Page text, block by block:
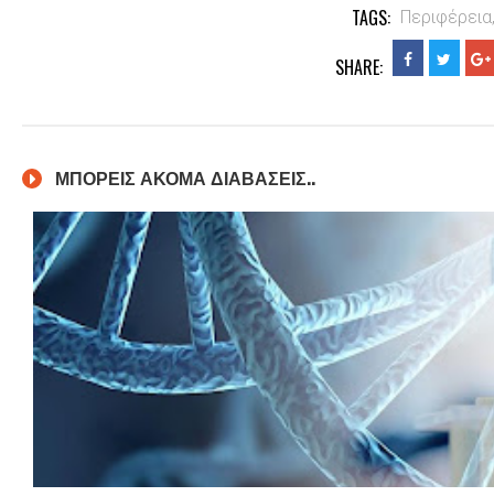
TAGS: Περιφέρεια,
SHARE:
ΜΠΟΡΕΙΣ ΑΚΟΜΑ ΔΙΑΒΑΣΕΙΣ..